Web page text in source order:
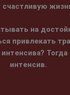
счастливую
на
привлекать
Тогда
интенсив.